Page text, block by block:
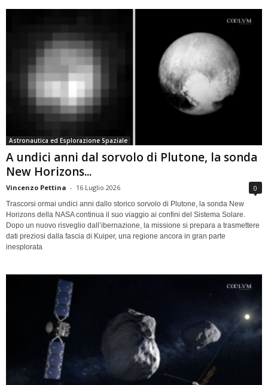
Astronautica ed Esplorazione Spaziale
A undici anni dal sorvolo di Plutone, la sonda
New Horizons...
Vincenzo Pettina - 16 Luglio 2026 0
Trascorsi ormai undici anni dallo storico sorvolo di Plutone, la sonda New
Horizons della NASA continua il suo viaggio ai confini del Sistema Solare.
Dopo un nuovo risveglio dall’ibernazione, la missione si prepara a trasmettere
dati preziosi dalla fascia di Kuiper, una regione ancora in gran parte
inesplorata